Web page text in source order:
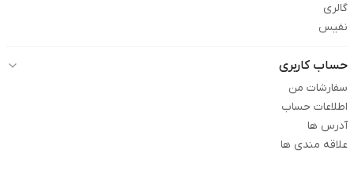
گالری
نفیس
حساب کاربری
سفارشات من
اطلاعات حساب
آدرس ها
علاقه مندی ها